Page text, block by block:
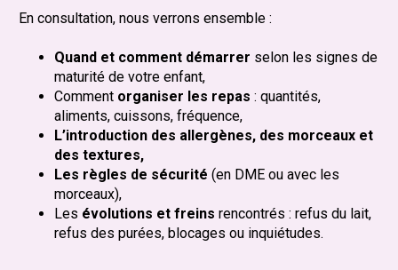
En consultation, nous verrons ensemble :
Quand et comment démarrer selon les signes de
maturité de votre enfant,
Comment organiser les repas : quantités,
aliments, cuissons, fréquence,
L’introduction des allergènes, des morceaux et
des textures,
Les règles de sécurité (en DME ou avec les
morceaux),
Les évolutions et freins rencontrés : refus du lait,
refus des purées, blocages ou inquiétudes.